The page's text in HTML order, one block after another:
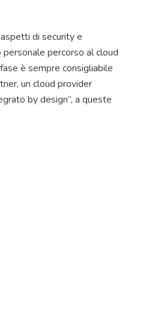
di security e
percorso al cloud
è sempre consigliabile
un cloud provider
by design”, a queste